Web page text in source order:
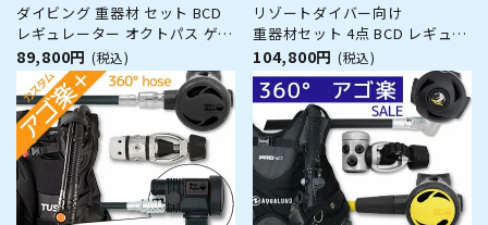
ダイビング 重器材 セット BCD
レギュレーター オクトパス ゲー
ジ 重器材セット 4点 【0103-
Hreg2w360R-Hoct2-Hmfx2】
TUSA ツサ HeleIWaho ヘレイワ
ホ スキューバダイビング OH オ
ーバーホール クーポン プレゼン
ト
89,800円 (税込)
リゾートダイバー向け
重器材セット 4点 BCD レギュレ
ーター オクトパス ゲージ
【HDc-Hreg2-Hoct2-Hmfx2】
104,800円 (税込)